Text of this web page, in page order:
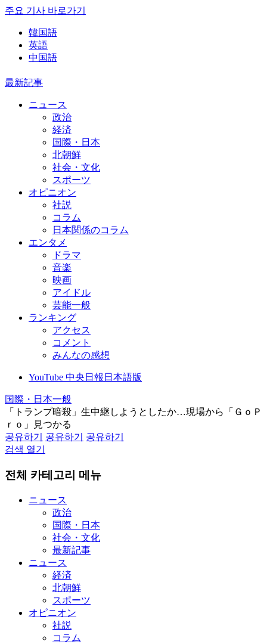
주요 기사 바로가기
韓国語
英語
中国語
最新記事
ニュース
政治
経済
国際・日本
北朝鮮
社会・文化
スポーツ
オピニオン
社説
コラム
日本関係のコラム
エンタメ
ドラマ
音楽
映画
アイドル
芸能一般
ランキング
アクセス
コメント
みんなの感想
YouTube 中央日報日本語版
国際・日本一般
「トランプ暗殺」生中継しようとしたか…現場から「ＧｏＰ
ｒｏ」見つかる
공유하기
공유하기
공유하기
검색 열기
전체 카테고리 메뉴
ニュース
政治
国際・日本
社会・文化
最新記事
ニュース
経済
北朝鮮
スポーツ
オピニオン
社説
コラム